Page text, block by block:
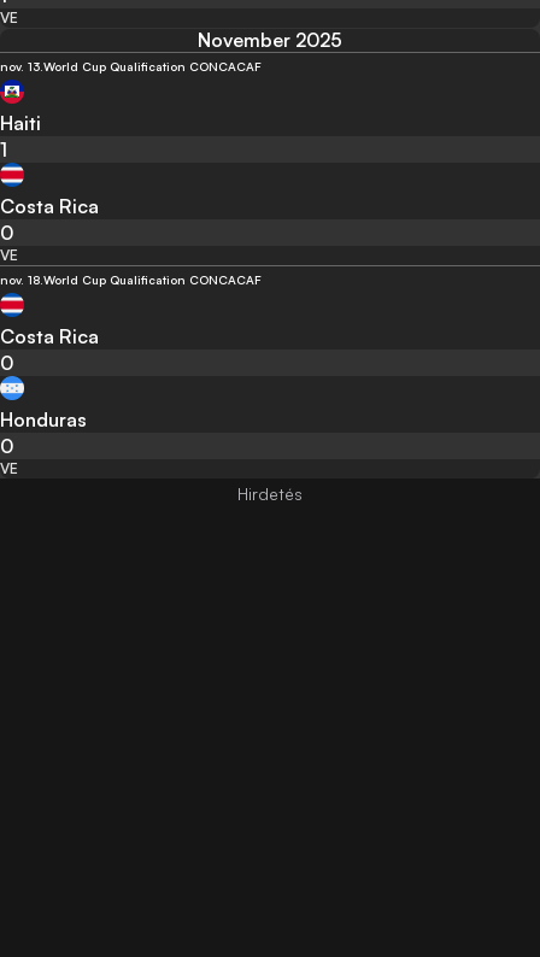
VE
November 2025
nov. 13.World Cup Qualification CONCACAF
Haiti
1
Costa Rica
0
VE
nov. 18.World Cup Qualification CONCACAF
Costa Rica
0
Honduras
0
VE